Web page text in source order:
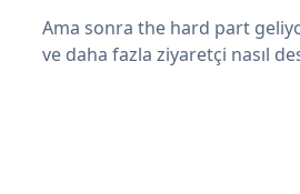
Ama sonra the hard part
ve daha fazla ziyaretçi nasıl